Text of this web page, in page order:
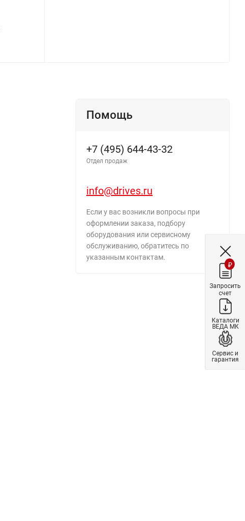
Помощь
+7 (495) 644-43-32
Отдел продаж
info@drives.ru
Если у вас возникли вопросы при
оформлении заказа, подбору
оборудования или сервисному
обслуживанию, обратитесь по
указанным контактам.
₽
Запросить
счет
Каталоги
ВЕДА МК
Сервис и
гарантия